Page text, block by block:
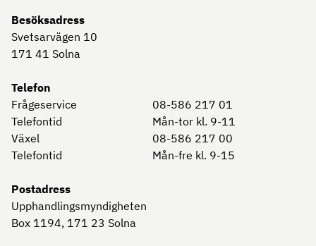
Besöksadress
Svetsarvägen 10
171 41 Solna
Telefon
Frågeservice
08-586 217 01
Telefontid
Mån-tor kl. 9-11
Växel
08-586 217 00
Telefontid
Mån-fre kl. 9-15
Postadress
Upphandlingsmyndigheten
Box 1194, 171 23 Solna